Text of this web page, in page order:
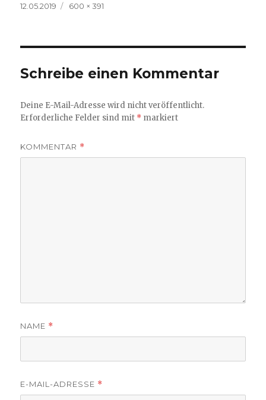
Veröffentlicht
12.05.2019
Volle
600 × 391
Schreibe einen Kommentar
Deine E-Mail-Adresse wird nicht veröffentlicht.
Erforderliche Felder sind mit * markiert
KOMMENTAR *
NAME *
E-MAIL-ADRESSE *